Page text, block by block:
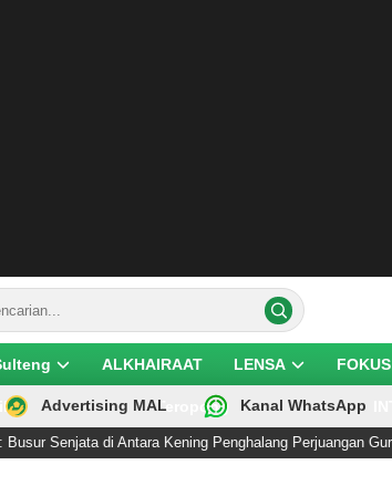
ALKHAIRAAT LENSA FOKUS
Teropong
Advertising MAL Kanal WhatsApp
Senjata di Antara Kening Penghalang Perjuangan Guru Tua